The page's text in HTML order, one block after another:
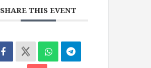
SHARE THIS EVENT